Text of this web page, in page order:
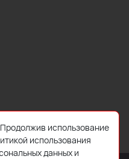
использование
использования
данных и